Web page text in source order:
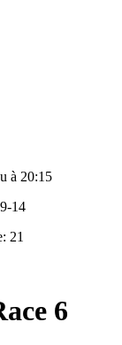
à 20:15
14
21
6